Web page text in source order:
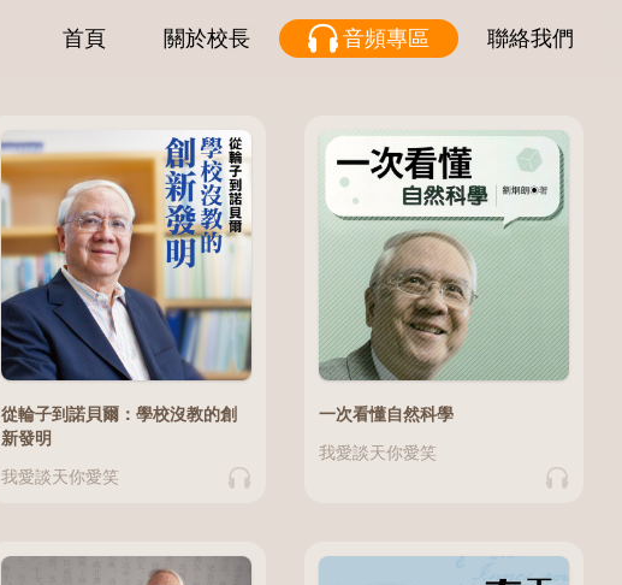
首頁 關於校長 音頻專區 聯絡我們
從輪子到諾貝爾：學校沒教的創
新發明
我愛談天你愛笑
一次看懂自然科學
我愛談天你愛笑